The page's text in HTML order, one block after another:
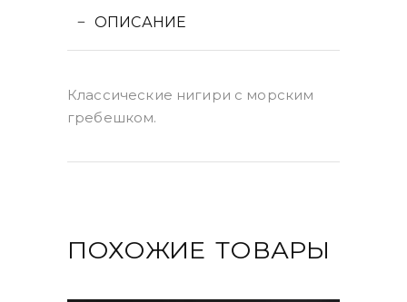
ОПИСАНИЕ
Классические нигири с морским
гребешком.
ПОХОЖИЕ ТОВАРЫ